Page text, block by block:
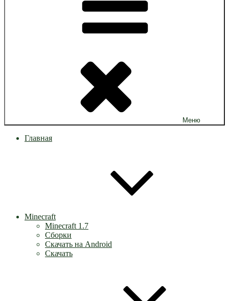
Меню
Главная
Minecraft
Minecraft 1.7
Сборки
Скачать на Android
Скачать